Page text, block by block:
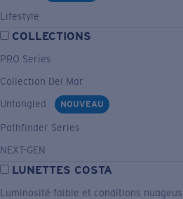
Lifestyle
COLLECTIONS
PRO Series
Collection Del Mar
Untangled
NOUVEAU
Pathfinder Series
NEXT-GEN
LUNETTES COSTA
Luminosité faible et conditions